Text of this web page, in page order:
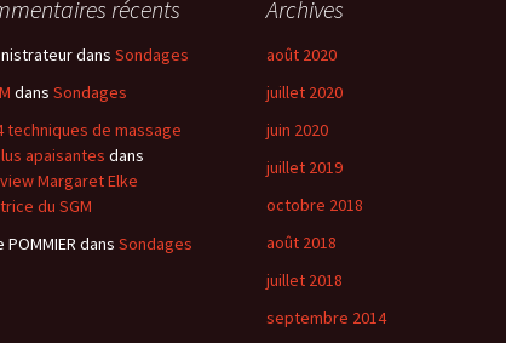
récents
dans Sondages
dans Sondages
techniques de massage
apaisantes dans
Margaret Elke
du SGM
POMMIER dans Sondages
Archives
août 2020
juillet 2020
juin 2020
juillet 2019
octobre 2018
août 2018
juillet 2018
septembre 2014